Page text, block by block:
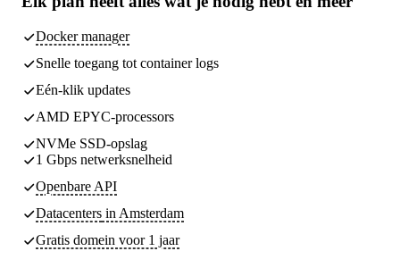
Docker manager
Snelle toegang tot container logs
Eén-klik updates
AMD EPYC-processors
NVMe SSD-opslag
1 Gbps netwerksnelheid
Openbare API
Datacenters in Amsterdam
Gratis domein voor 1 jaar